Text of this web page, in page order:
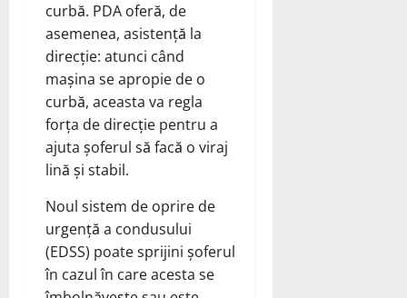
curbă. PDA oferă, de
asemenea, asistență la
direcție: atunci când
mașina se apropie de o
curbă, aceasta va regla
forța de direcție pentru a
ajuta șoferul să facă o viraj
lină și stabil.
Noul sistem de oprire de
urgență a condusului
(EDSS) poate sprijini șoferul
în cazul în care acesta se